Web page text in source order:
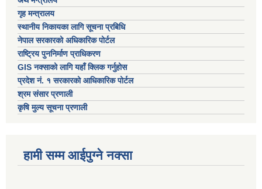
गृह मन्त्रालय
स्थानीय निकायका लागि सूचना प्रबिधि
नेपाल सरकारको अधिकारिक पोर्टल
राष्ट्रिय पुननिर्माण प्राधिकरण
GIS नक्साको लागि यहाँ क्लिक गर्नुहोस
प्रदेश नं. १ सरकारको आधिकारिक पोर्टल
श्रम संसार प्रणाली
कृषि मुल्य सूचना प्रणाली
हामी सम्म आईपुग्ने नक्सा